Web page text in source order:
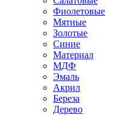
Фиолетовые
Мятные
Золотые
Синие
Материал
МДФ
Эмаль
Акрил
Береза
Дерево